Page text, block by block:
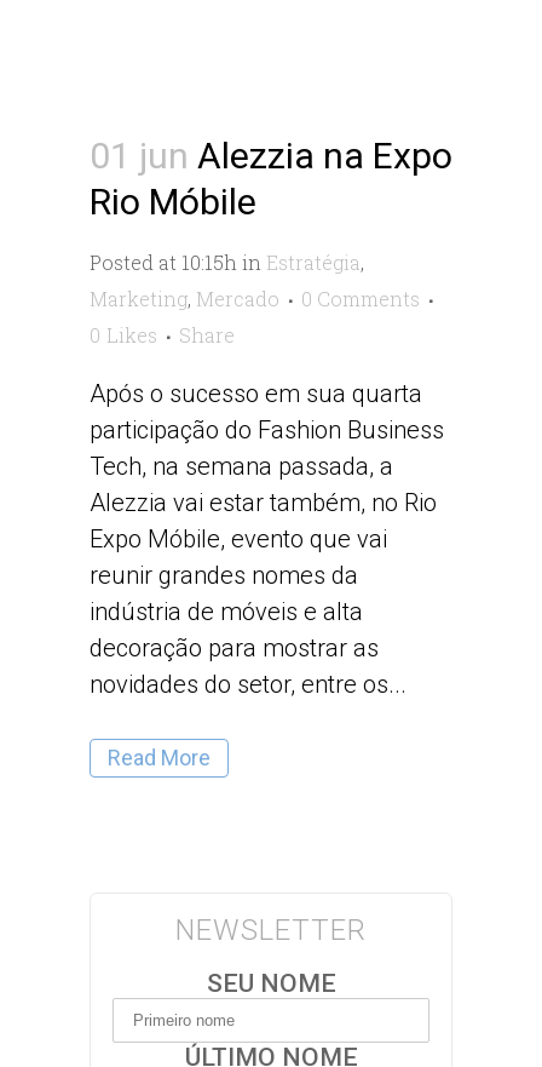
01 jun Alezzia na Expo
Rio Móbile
Posted at 10:15h in Estratégia,
Marketing, Mercado
0 Comments
0 Likes Share
Após o sucesso em sua quarta
participação do Fashion Business
Tech, na semana passada, a
Alezzia vai estar também, no Rio
Expo Móbile, evento que vai
reunir grandes nomes da
indústria de móveis e alta
decoração para mostrar as
novidades do setor, entre os...
Read More
NEWSLETTER
SEU NOME
ÚLTIMO NOME